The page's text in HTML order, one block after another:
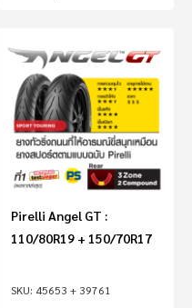
45653 + 39761
Pirelli Angel GT :
110/80R19 + 150/70R17